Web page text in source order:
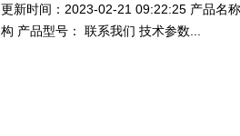
更新时间：2023-02-21 09:22:25 产品名
构 产品型号： 联系我们 技术参数...